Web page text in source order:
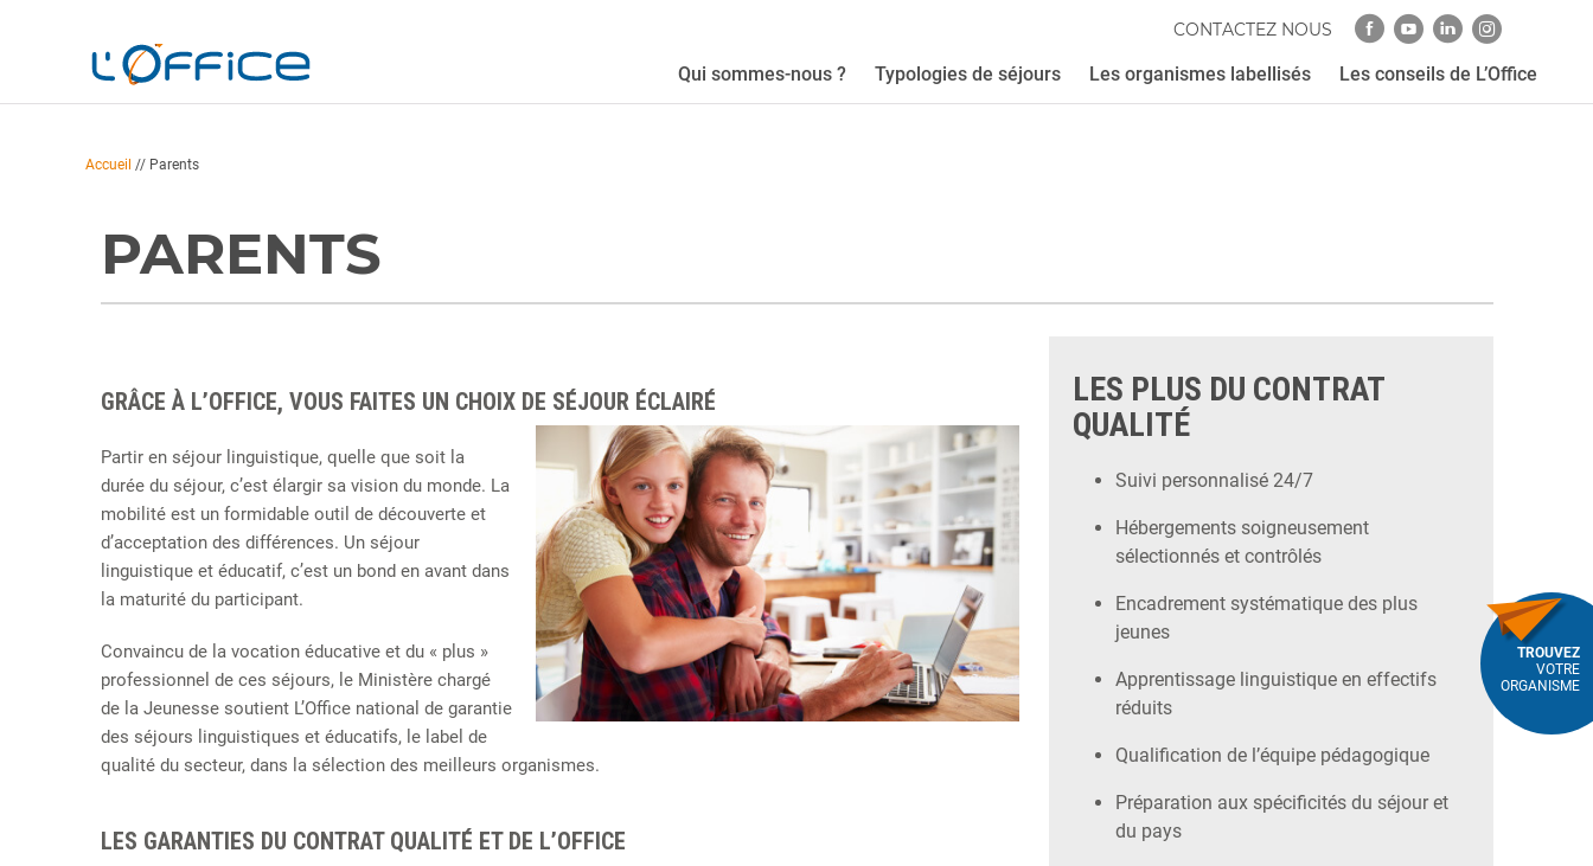
CONTACTEZ NOUS
Qui sommes-nous ? Typologies de séjours Les organismes labellisés Les conseils de L’Office
Accueil // Parents
PARENTS
GRÂCE À L’OFFICE, VOUS FAITES UN CHOIX DE SÉJOUR ÉCLAIRÉ
Partir en séjour linguistique, quelle que soit la
durée du séjour, c’est élargir sa vision du monde. La
mobilité est un formidable outil de découverte et
d’acceptation des différences. Un séjour
linguistique et éducatif, c’est un bond en avant dans
la maturité du participant.
Convaincu de la vocation éducative et du « plus »
professionnel de ces séjours, le Ministère chargé
de la Jeunesse soutient L’Office national de garantie
des séjours linguistiques et éducatifs, le label de
qualité du secteur, dans la sélection des meilleurs organismes.
LES GARANTIES DU CONTRAT QUALITÉ ET DE L’OFFICE
LES PLUS DU CONTRAT
QUALITÉ
Suivi personnalisé 24/7
Hébergements soigneusement
sélectionnés et contrôlés
Encadrement systématique des plus
jeunes
Apprentissage linguistique en effectifs
réduits
Qualification de l’équipe pédagogique
Préparation aux spécificités du séjour et
du pays
TROUVEZ
VOTRE
ORGANISME